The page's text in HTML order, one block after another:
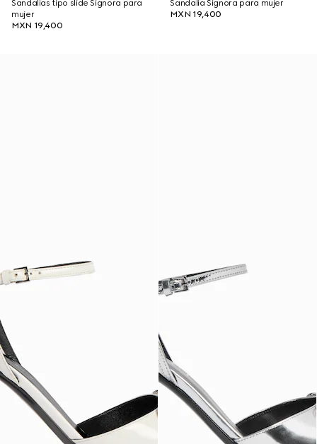
Sandalias tipo slide Signora para
mujer
MXN 19,400
Sandalia Signora para mujer
MXN 19,400